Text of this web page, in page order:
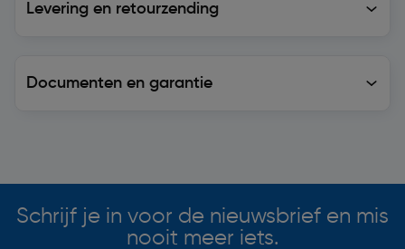
Levering en retourzending
Documenten en garantie
Schrijf je in voor de nieuwsbrief en mis
nooit meer iets.